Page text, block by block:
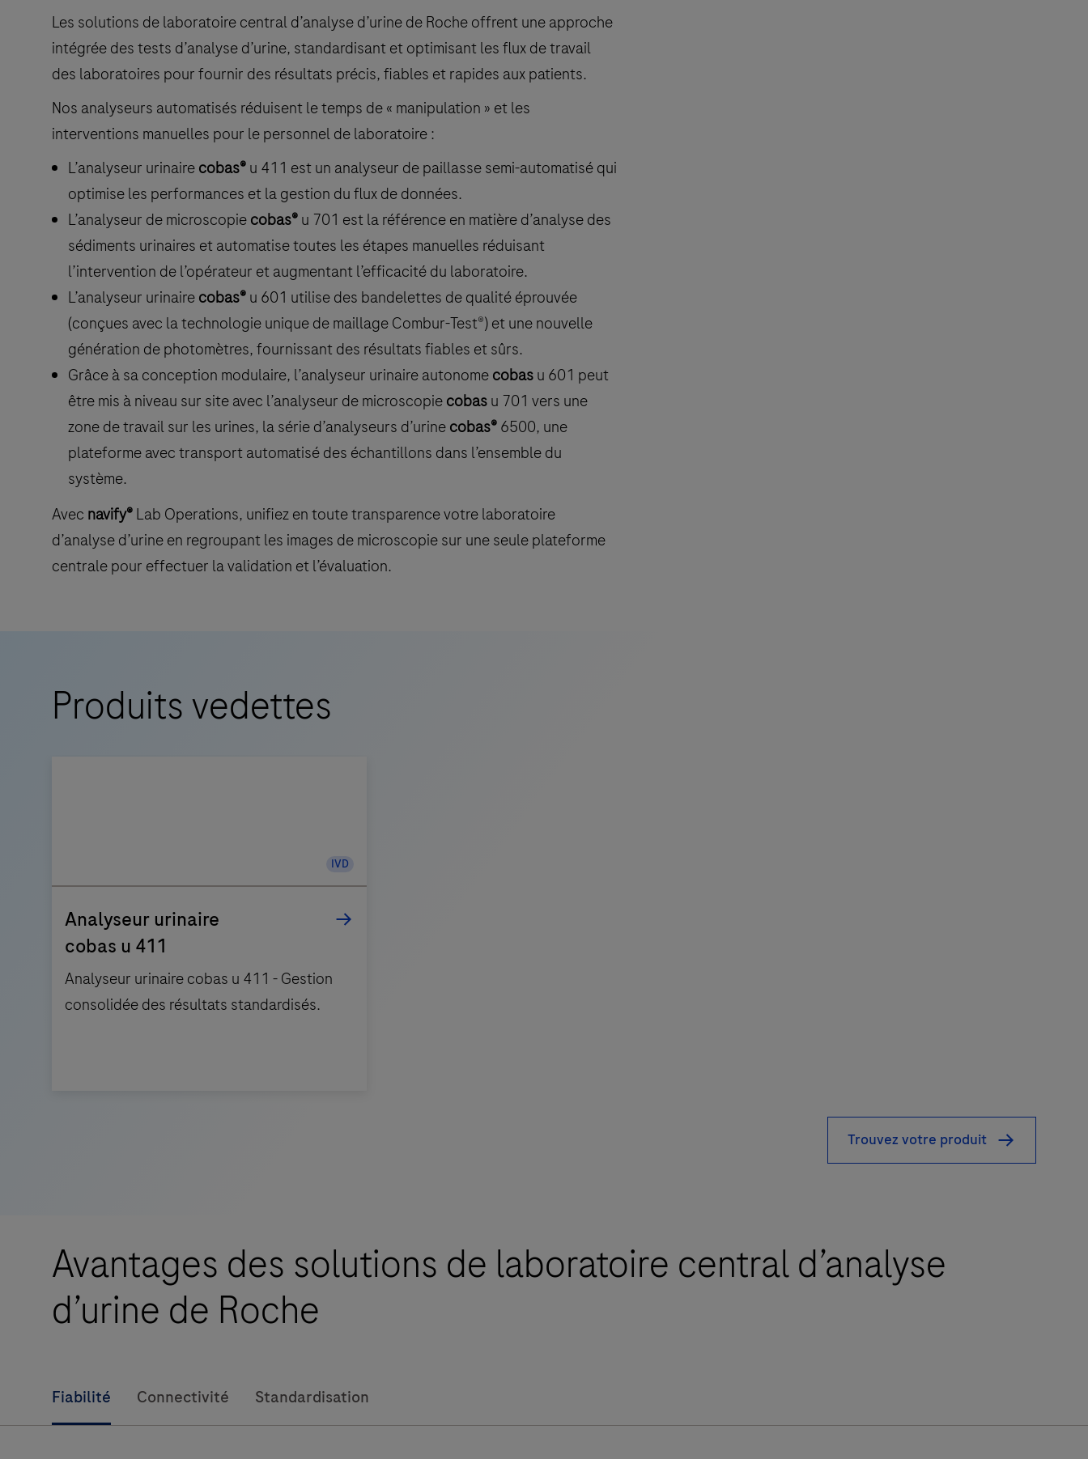
Les solutions de laboratoire central d’analyse d’urine de Roche offrent une approche
intégrée des tests d’analyse d’urine, standardisant et optimisant les flux de travail
des laboratoires pour fournir des résultats précis, fiables et rapides aux patients.
Nos analyseurs automatisés réduisent le temps de « manipulation » et les
interventions manuelles pour le personnel de laboratoire :
L’analyseur urinairecobas®u 411 est un analyseur de paillasse semi-automatisé qui
optimise les performances et la gestion du flux de données.
L’analyseur de microscopiecobas®u 701 est la référence en matière d’analyse des
sédiments urinaires et automatise toutes les étapes manuelles réduisant
l’intervention de l’opérateur et augmentant l’efficacité du laboratoire.
L’analyseur urinairecobas®u 601 utilise des bandelettes de qualité éprouvée
(conçues avec la technologie unique de maillage Combur-Test®) et une nouvelle
génération de photomètres, fournissant des résultats fiables et sûrs.
Grâce à sa conception modulaire, l’analyseur urinaire autonomecobasu 601 peut
être mis à niveau sur site avec l’analyseur de microscopiecobasu 701 vers une
zone de travail sur les urines, la série d’analyseurs d’urinecobas®6500, une
plateforme avec transport automatisé des échantillons dans l’ensemble du
système.
Avec navify®Lab Operations, unifiez en toute transparence votre laboratoire
d’analyse d’urine en regroupant les images de microscopie sur une seule plateforme
centrale pour effectuer la validation et l’évaluation.
Produits vedettes
IVD
Analyseur urinaire
cobas u 411
Analyseur urinaire cobas u 411 - Gestion
consolidée des résultats standardisés.
résultats
standardisés.
Trouvez votre produit
Avantages des solutions de laboratoire central d’analyse
d’urine de Roche
Fiabilité Connectivité Standardisation